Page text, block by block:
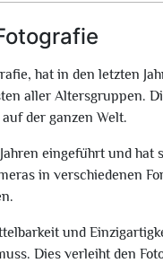
hat in den letzten
aller Altersgruppen.
der ganzen Welt.
eingeführt und hat
in verschiedenen
und
Dies verleiht den